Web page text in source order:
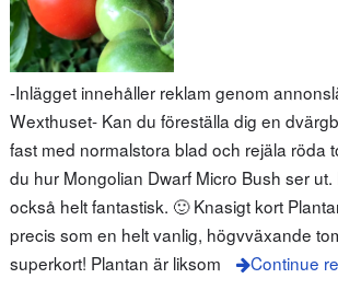
-Inlägget innehåller reklam genom
Wexthuset- Kan du föreställa dig en
fast med normalstora blad och rejäla röda
du hur Mongolian Dwarf Micro Bush ser
också helt fantastisk. 🙂 Knasigt kort
precis som en helt vanlig, högvväxande
superkort! Plantan är liksom
Continue